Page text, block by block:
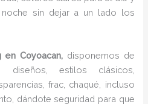
sin dejar a un lado los
en Coyoacan, disponemos de
diseños, estilos clásicos,
frac, chaqué, incluso
dándote seguridad para que